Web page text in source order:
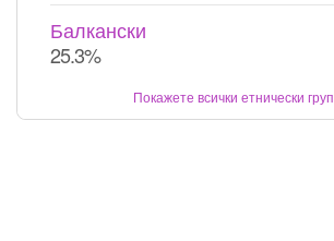
Балкански
25.3%
Покажете всички етнически